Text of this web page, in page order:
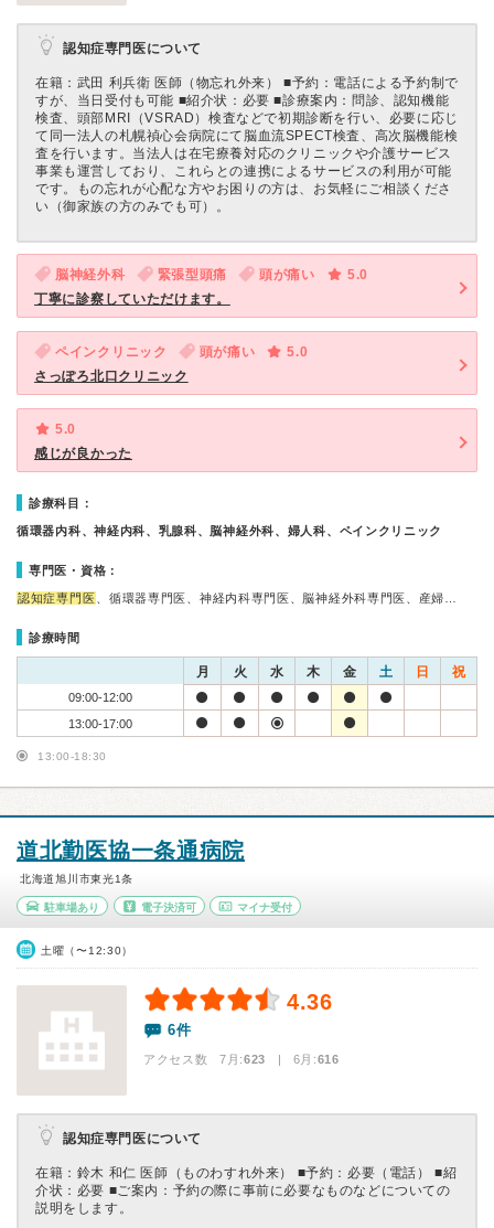
認知症専門医について
在籍：武田 利兵衛 医師（物忘れ外来） ■予約：電話による予約制で
すが、当日受付も可能 ■紹介状：必要 ■診療案内：問診、認知機能
検査、頭部MRI（VSRAD）検査などで初期診断を行い、必要に応じ
て同一法人の札幌禎心会病院にて脳血流SPECT検査、高次脳機能検
査を行います。当法人は在宅療養対応のクリニックや介護サービス
事業も運営しており、これらとの連携によるサービスの利用が可能
です。もの忘れが心配な方やお困りの方は、お気軽にご相談くださ
い（御家族の方のみでも可）。
脳神経外科 緊張型頭痛 頭が痛い
5.0
丁寧に診察していただけます。
ペインクリニック 頭が痛い
5.0
さっぽろ北口クリニック
5.0
感じが良かった
診療科目：
循環器内科、神経内科、乳腺科、脳神経外科、婦人科、ペインクリニック
専門医・資格：
認知症専門医 、循環器専門医、神経内科専門医、脳神経外科専門医、産婦…
診療時間
月 火 水 木 金 土 日 祝
09:00-12:00
13:00-17:00
13:00-18:30
道北勤医協一条通病院
北海道旭川市東光1条
駐車場あり 電子決済可 マイナ受付
土曜（〜12:30）
4.36
6件
アクセス数 7月:623 | 6月:616
認知症専門医について
在籍：鈴木 和仁 医師（ものわすれ外来） ■予約：必要（電話） ■紹
介状：必要 ■ご案内：予約の際に事前に必要なものなどについての
説明をします。